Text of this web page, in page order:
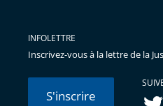
INFOLETTRE
Inscrivez-vous à la lettre de la
S'inscrire